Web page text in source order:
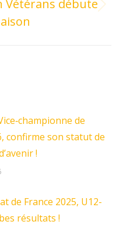
Vétérans débute
de
confirme son statut de
!
de France 2025, U12-
résultats !